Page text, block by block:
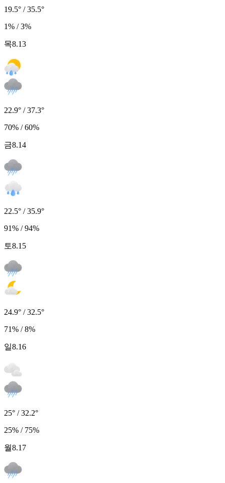
19.5° / 35.5°
1% / 3%
목8.13
22.9° / 37.3°
70% / 60%
금8.14
22.5° / 35.9°
91% / 94%
토8.15
24.9° / 32.5°
71% / 8%
일8.16
25° / 32.2°
25% / 75%
월8.17